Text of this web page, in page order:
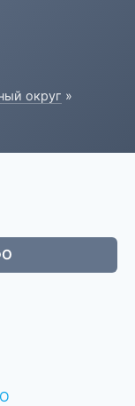
округ »